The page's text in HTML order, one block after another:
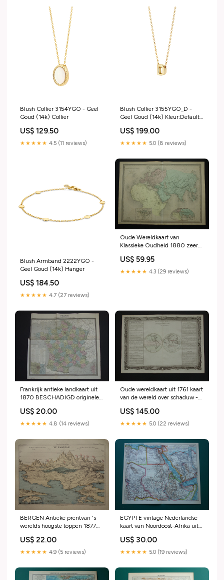
Blush Collier 3154YGO - Geel
Goud (14k) Collier
US$ 129.50
★★★★★ 4.5 (11 reviews)
Blush Collier 3155YGO_D -
Geel Goud (14k) Kleur:Default
US$ 199.00
★★★★★ 5.0 (8 reviews)
Blush Armband 2222YGO -
Geel Goud (14k) Hanger
US$ 184.50
★★★★★ 4.7 (27 reviews)
Oude Wereldkaart van
Klassieke Oudheid 1880 zeer
Ptolemaeus Herodotus Tsjechië
US$ 59.95
★★★★★ 4.3 (29 reviews)
Frankrijk antieke landkaart uit
1870 BESCHADIGD originele
departementen Tournai
US$ 20.00
★★★★★ 4.8 (14 reviews)
Oude wereldkaart uit 1761 kaart
van de wereld over schaduw -
landkaart Hannover
US$ 145.00
★★★★★ 5.0 (22 reviews)
BERGEN Antieke prentvan 's
werelds hoogste toppen 1877
van de Andes de Alpen
Himalaya gebergte oude
US$ 22.00
★★★★★ 4.9 (5 reviews)
EGYPTE vintage Nederlandse
kaart van Noordoost-Afrika uit
Nijldelta landkaart - originele
oude kaarten Oklahoma
US$ 30.00
★★★★★ 5.0 (19 reviews)